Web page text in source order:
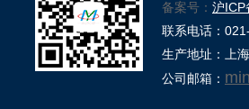
备案号： 沪
联系电话：
生产地址：上
公司邮箱：